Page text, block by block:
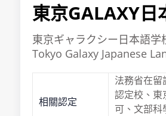
東京GALAXY日
東京ギャラクシー日本語学
Tokyo Galaxy Japanese
相關認定
法務省在留
認定校、東
可、文部科